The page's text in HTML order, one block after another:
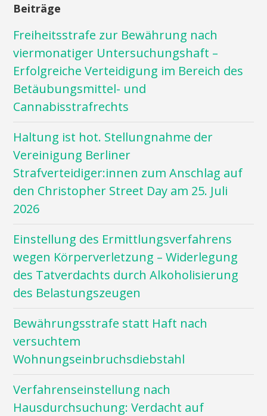
Beiträge
Freiheitsstrafe zur Bewährung nach
viermonatiger Untersuchungshaft –
Erfolgreiche Verteidigung im Bereich des
Betäubungsmittel- und
Cannabisstrafrechts
Haltung ist hot. Stellungnahme der
Vereinigung Berliner
Strafverteidiger:innen zum Anschlag auf
den Christopher Street Day am 25. Juli
2026
Einstellung des Ermittlungsverfahrens
wegen Körperverletzung – Widerlegung
des Tatverdachts durch Alkoholisierung
des Belastungszeugen
Bewährungsstrafe statt Haft nach
versuchtem
Wohnungseinbruchsdiebstahl
Verfahrenseinstellung nach
Hausdurchsuchung: Verdacht auf